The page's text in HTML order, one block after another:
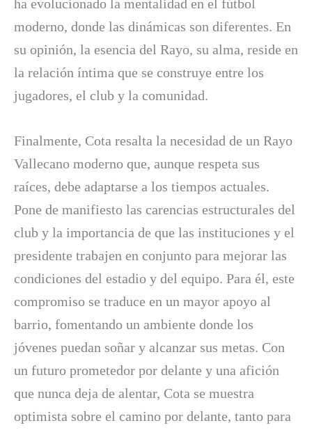
ha evolucionado la mentalidad en el fútbol
moderno, donde las dinámicas son diferentes. En
su opinión, la esencia del Rayo, su alma, reside en
la relación íntima que se construye entre los
jugadores, el club y la comunidad.
Finalmente, Cota resalta la necesidad de un Rayo
Vallecano moderno que, aunque respeta sus
raíces, debe adaptarse a los tiempos actuales.
Pone de manifiesto las carencias estructurales del
club y la importancia de que las instituciones y el
presidente trabajen en conjunto para mejorar las
condiciones del estadio y del equipo. Para él, este
compromiso se traduce en un mayor apoyo al
barrio, fomentando un ambiente donde los
jóvenes puedan soñar y alcanzar sus metas. Con
un futuro prometedor por delante y una afición
que nunca deja de alentar, Cota se muestra
optimista sobre el camino por delante, tanto para